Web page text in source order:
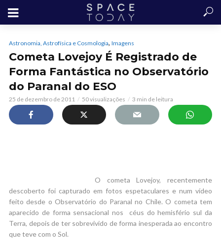
Astronomia, Astrofísica e Cosmologia, Imagens
Cometa Lovejoy É Registrado de
Forma Fantástica no Observatório
do Paranal do ESO
25 de dezembro de 2011 50 visualizações 3 min de leitura
O cometa Lovejoy, recentemente
descoberto foi capturado em fotos espetaculares e num vídeo
feito desde o Observatório do Paranal no Chile. O cometa tem
aparecido de forma sensacional nos céus do hemisfério sul da
Terra, depois de ter sobrevivido de forma inesperada ao encontro
que teve com o Sol.